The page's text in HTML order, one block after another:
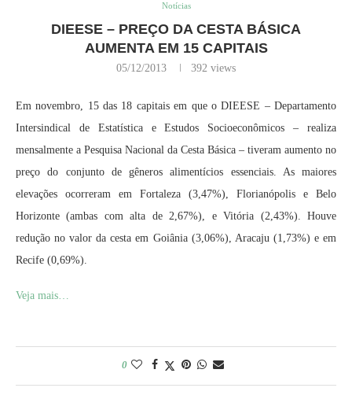
Notícias
DIEESE – PREÇO DA CESTA BÁSICA
AUMENTA EM 15 CAPITAIS
05/12/2013 392 views
Em novembro, 15 das 18 capitais em que o DIEESE – Departamento
Intersindical de Estatística e Estudos Socioeconômicos – realiza
mensalmente a Pesquisa Nacional da Cesta Básica – tiveram aumento no
preço do conjunto de gêneros alimentícios essenciais. As maiores
elevações ocorreram em Fortaleza (3,47%), Florianópolis e Belo
Horizonte (ambas com alta de 2,67%), e Vitória (2,43%). Houve
redução no valor da cesta em Goiânia (3,06%), Aracaju (1,73%) e em
Recife (0,69%).
Veja mais…
0